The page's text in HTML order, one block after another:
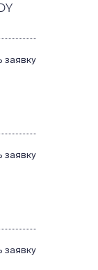
заявку
заявку
заявку